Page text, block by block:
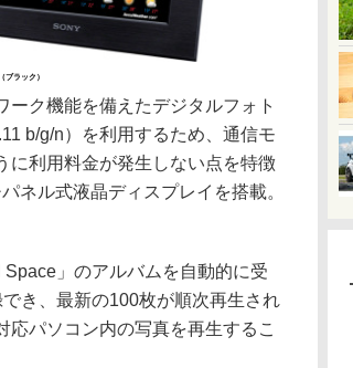
ブラック）
ク機能を備えたデジタルフォト
b/g/n）を利用するため、通信モ
に利用料金が発生しない点を特徴
ネル式液晶ディスプレイを搭載。
」のアルバムを自動的に受
き、最新の100枚が順次再生され
応パソコン内の写真を再生するこ